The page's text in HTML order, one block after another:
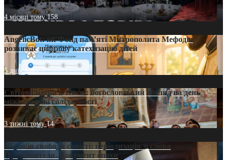
4 місяці тому158
AngelicBot: як Фонд пам’яті Митрополита Мефодія
розвиває цифрову катехизацію дітей
5 днів тому7
Світові лідери в Києві: богословський погляд на день
міжнародної солідарності
3 тижні тому14
35 років свободи совісті: періодизація зі слова
Предстоятеля. Документ епохи